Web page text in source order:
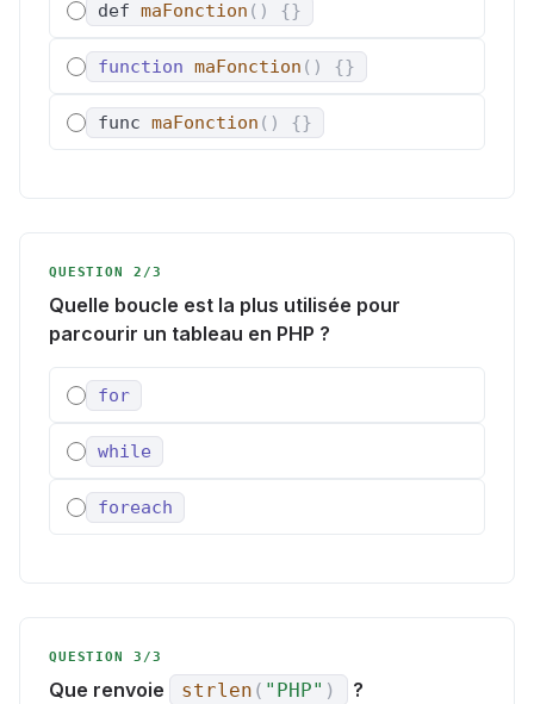
def maFonction ( ) {}
function maFonction ( ) {}
func maFonction ( ) {}
QUESTION 2/3
Quelle boucle est la plus utilisée pour
parcourir un tableau en PHP ?
for
while
foreach
QUESTION 3/3
Que renvoie strlen ( "PHP" ) ?